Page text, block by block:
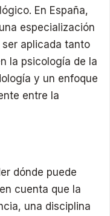
En España,
especialización
aplicada tanto
la psicología de la
y un enfoque
entre la
dónde puede
cuenta que la
una disciplina